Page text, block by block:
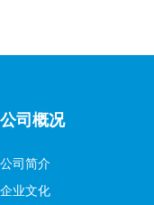
公司概况
公司简介
企业文化